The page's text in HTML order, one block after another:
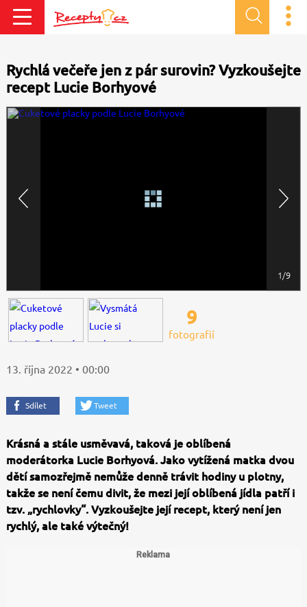
Rychlá večeře jen z pár surovin? Vyzkoušejte
recept Lucie Borhyové
1/9
9
fotografií
13. října 2022 • 00:00
Sdílet Tweet
Krásná a stále usměvavá, taková je oblíbená
moderátorka Lucie Borhyová. Jako vytížená matka dvou
dětí samozřejmě nemůže denně trávit hodiny u plotny,
takže se není čemu divit, že mezi její oblíbená jídla patří i
tzv. „rychlovky“. Vyzkoušejte její recept, který není jen
rychlý, ale také výtečný!